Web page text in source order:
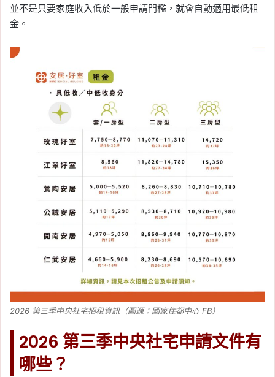
並不是只要家庭收入低於一般申請門檻，就會自動適用最低租
金。
2026 第三季中央社宅招租資訊（圖源：國家住都中心 FB）
2026 第三季中央社宅申請文件有
哪些？